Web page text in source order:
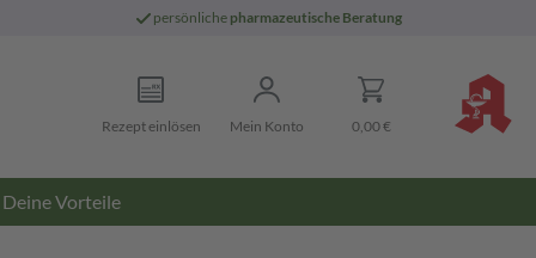
persönliche pharmazeutische Beratung
Rezept einlösen Mein Konto 0,00 €
Deine Vorteile